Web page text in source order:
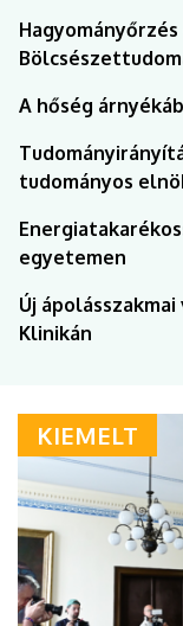
A hőség
tudományos
egyetemen
Új
Klinikán
KIEMELT